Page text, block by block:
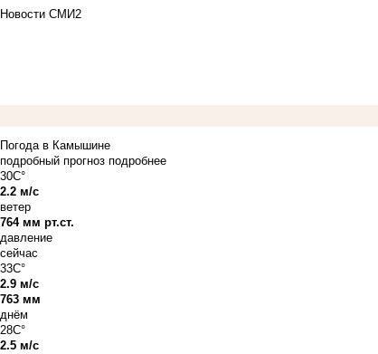
Новости СМИ2
Погода в Камышине
подробный прогноз подробнее
30C°
2.2 м/с
ветер
764 мм рт.ст.
давление
сейчас
33C°
2.9 м/с
763 мм
днём
28C°
2.5 м/с